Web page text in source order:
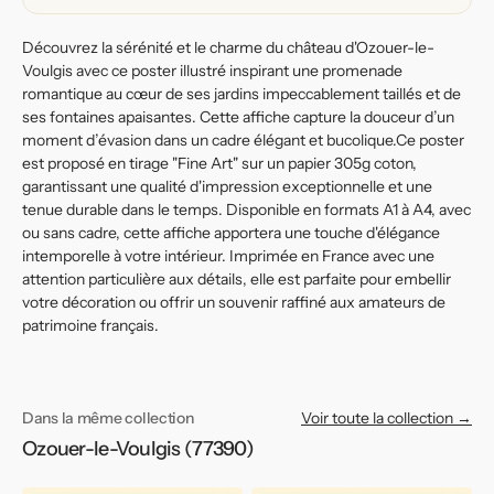
ses
Jardins
ses
Jardins
Découvrez la sérénité et le charme du château d'Ozouer-le-
Voulgis avec ce poster illustré inspirant une promenade
romantique au cœur de ses jardins impeccablement taillés et de
ses fontaines apaisantes. Cette affiche capture la douceur d’un
moment d’évasion dans un cadre élégant et bucolique.Ce poster
est proposé en tirage "Fine Art" sur un papier 305g coton,
garantissant une qualité d'impression exceptionnelle et une
tenue durable dans le temps. Disponible en formats A1 à A4, avec
ou sans cadre, cette affiche apportera une touche d'élégance
intemporelle à votre intérieur. Imprimée en France avec une
attention particulière aux détails, elle est parfaite pour embellir
votre décoration ou offrir un souvenir raffiné aux amateurs de
patrimoine français.
Dans la même collection
Ozouer-le-Voulgis (77390)
Voir toute la collection →